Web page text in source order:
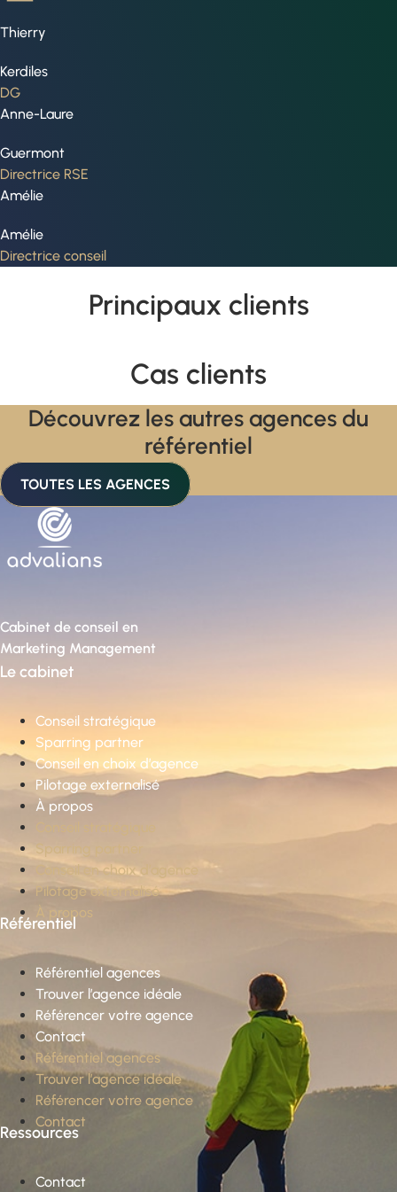
Thierry
Kerdiles
DG
Anne-Laure
Guermont
Directrice RSE
Amélie
Amélie
Directrice conseil
Principaux clients
Cas clients
Découvrez les autres agences du
référentiel
TOUTES LES AGENCES
Cabinet de conseil en
Marketing Management
Le cabinet
Conseil stratégique
Sparring partner
Conseil en choix d’agence
Pilotage externalisé
À propos
Sparring partner
Conseil en choix d’agence
Pilotage externalisé
À propos
Référentiel
Référentiel agences
Trouver l’agence idéale
Référencer votre agence
Contact
Référentiel agences
Trouver l’agence idéale
Référencer votre agence
Contact
Ressources
Contact